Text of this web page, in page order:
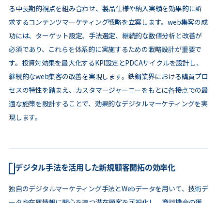
る中長期的視点を組み合わせ、製品仕様や納入実績を効果的に訴
求するコンテンツマーケティング戦略を立案します。web集客の成
功には、ターゲット設定、手法選定、継続的な数値分析と改善が
必須であり、これらを体系的に実施するための戦略設計が重要で
す。投資対効果を最大化するKPI設定とPDCAサイクルを設計し、
継続的なweb集客の改善を実現します。鉄鋼業界における購買プロ
セスの特性を踏まえ、カスタマージャーニーをもとに各接点での最
適な施策を設計することで、効果的なデジタルマーケティングを実
現します。
デジタル手法を活用した新規顧客開拓の効率化
独自のデジタルマーケティング手法とWebデータを用いて、技術デ